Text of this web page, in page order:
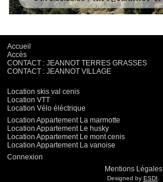
Accueil
Accès
CONTACT : JEANNOT TERRES GRASSES
CONTACT : JEANNOT VILLAGE
Location skis val cenis
Location VTT
Location Vélo éléctrique
Location Appartement La marmotte
Location Appartement Le husky
Location Appartement Le mont cenis
Location Appartement La vanoise
Connexion
Mentions Légales
Designed by ESDI